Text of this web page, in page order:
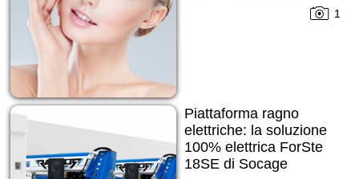
1
Piattaforma ragno
elettriche: la soluzione
100% elettrica ForSte
18SE di Socage